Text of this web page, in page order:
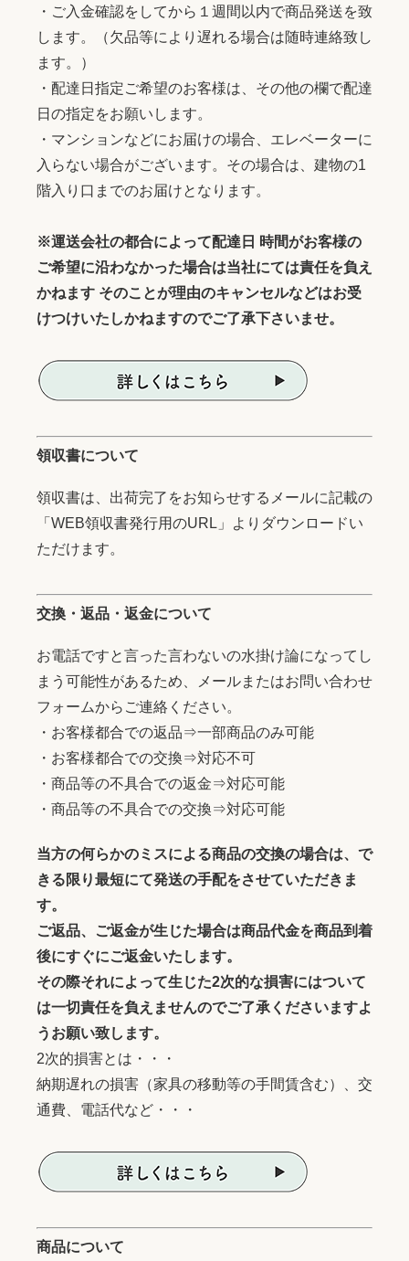
・ご入金確認をしてから１週間以内で商品発送を致
します。（欠品等により遅れる場合は随時連絡致し
ます。）
・配達日指定ご希望のお客様は、その他の欄で配達
日の指定をお願いします。
・マンションなどにお届けの場合、エレベーターに
入らない場合がございます。その場合は、建物の1
階入り口までのお届けとなります。
※運送会社の都合によって配達日 時間がお客様の
ご希望に沿わなかった場合は当社にては責任を負え
かねます そのことが理由のキャンセルなどはお受
けつけいたしかねますのでご了承下さいませ。
領収書について
領収書は、出荷完了をお知らせするメールに記載の
「WEB領収書発行用のURL」よりダウンロードい
ただけます。
交換・返品・返金について
お電話ですと言った言わないの水掛け論になってし
まう可能性があるため、メールまたはお問い合わせ
フォームからご連絡ください。
・お客様都合での返品⇒一部商品のみ可能
・お客様都合での交換⇒対応不可
・商品等の不具合での返金⇒対応可能
・商品等の不具合での交換⇒対応可能
当方の何らかのミスによる商品の交換の場合は、で
きる限り最短にて発送の手配をさせていただきま
す。
ご返品、ご返金が生じた場合は商品代金を商品到着
後にすぐにご返金いたします。
その際それによって生じた2次的な損害にはついて
は一切責任を負えませんのでご了承くださいますよ
うお願い致します。
2次的損害とは・・・
納期遅れの損害（家具の移動等の手間賃含む）、交
通費、電話代など・・・
商品について